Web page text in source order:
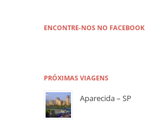
ENCONTRE-NOS NO FACEBOOK
PRÓXIMAS VIAGENS
Aparecida – SP